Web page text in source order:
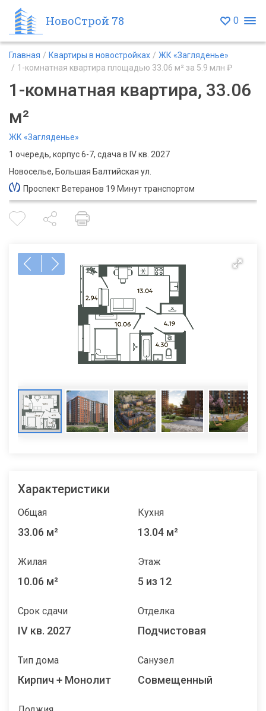
НовоСтрой 78 0
Главная Квартиры в новостройках
ЖК «Загляденье»
1-комнатная квартира площадью 33.06 м² за 5.9 млн ₽
1-комнатная квартира, 33.06
м²
ЖК «Загляденье»
1 очередь, корпус 6-7, сдача в IV кв. 2027
Новоселье, Большая Балтийская ул.
Проспект Ветеранов 19 Минут транспортом
Характеристики
Общая
33.06 м²
Кухня
13.04 м²
Жилая
10.06 м²
Этаж
5 из 12
Срок сдачи
IV кв. 2027
Отделка
Подчистовая
Тип дома
Кирпич + Монолит
Санузел
Совмещенный